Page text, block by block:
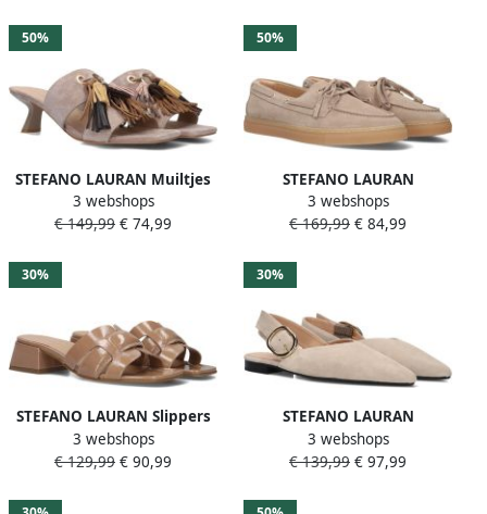
50%
STEFANO LAURAN Muiltjes
Dames St2651b Maat: 41
Materiaal: Suède Kleur:
3 webshops
€ 149,99 € 74,99
50%
STEFANO LAURAN
Instappers Dames 7021k
Maat: 38 Materiaal: Suède
3 webshops
€ 169,99 € 84,99
30%
STEFANO LAURAN Slippers
Dames 24050 H Maat: 39
Materiaal: Lakleer Kleur:
3 webshops
€ 129,99 € 90,99
30%
STEFANO LAURAN
Slingbacks Dames 4548
Maat: 38 Kleur: Beige
3 webshops
€ 139,99 € 97,99